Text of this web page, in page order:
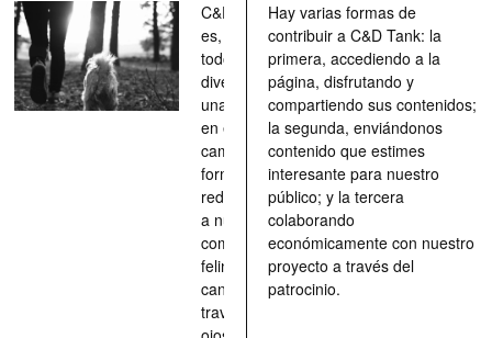
C&D Tank
es, ante
todo, un
divertimento,
una parada
en el
camino, una
forma de
redescubrir
a nuestros
compañeros
felinos y
caninos a
través de los
Hay varias formas de
contribuir a C&D Tank: la
primera, accediendo a la
página, disfrutando y
compartiendo sus contenidos;
la segunda, enviándonos
contenido que estimes
interesante para nuestro
público; y la tercera
colaborando
económicamente con nuestro
proyecto a través del
patrocinio.